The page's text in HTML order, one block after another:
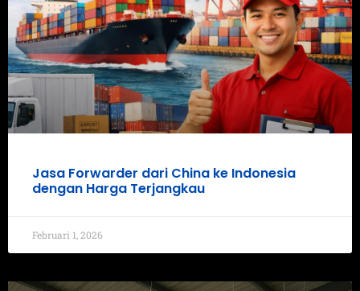
Jasa Forwarder dari China ke Indonesia
dengan Harga Terjangkau
Februari 1, 2026